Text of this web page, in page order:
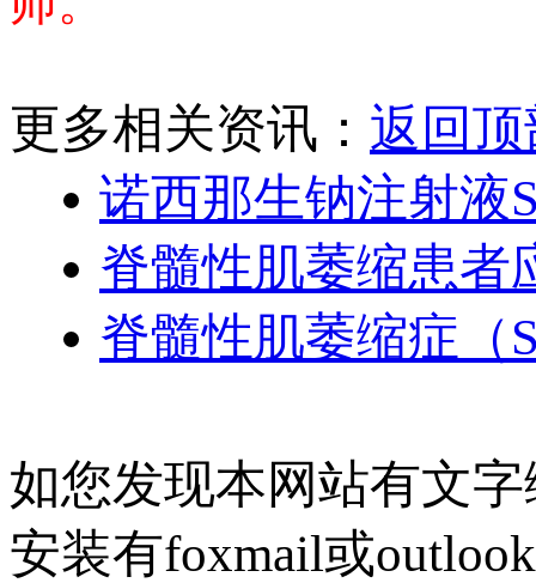
更多相关资讯： 返回顶
诺西那生钠注射液
脊髓性肌萎缩患者
脊髓性肌萎缩症（
如您发现本网站有文
安装有foxmail或